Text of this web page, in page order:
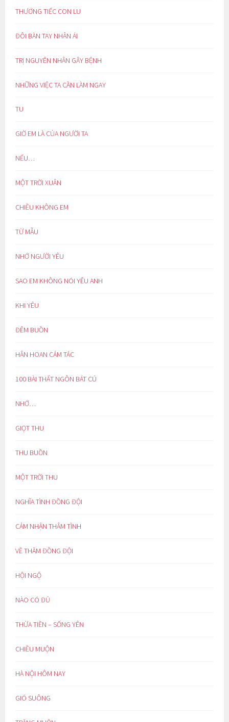
THƯƠNG TIẾC CON LU
ĐÔI BÀN TAY NHÂN ÁI
TRỊ NGUYÊN NHÂN GÂY BỆNH
NHỮNG VIỆC TA CẦN LÀM NGAY
TU
GIỜ EM LÀ CỦA NGƯỜI TA
NẾU…
MỘT TRỜI XUÂN
CHIỀU KHÔNG EM
TỪ MẪU
NHỚ NGƯỜI YÊU
SAO EM KHÔNG NÓI YÊU ANH
KHI YÊU
ĐÊM BUỒN
HÂN HOAN CẢM TÁC
100 BÀI THẤT NGÔN BÁT CÚ
NHỚ…
GIỌT THU
THU BUỒN
MỘT TRỜI THU
NGHĨA TÌNH ĐỒNG ĐỘI
CẢM NHẬN THÂM TÌNH
VỀ THĂM ĐỒNG ĐỘI
HỘI NGỘ
NÀO CÓ ĐỦ
THỪA TIỀN – SỐNG YÊN
CHIỀU MUỘN
HÀ NỘI HÔM NAY
GIÓ SUÔNG